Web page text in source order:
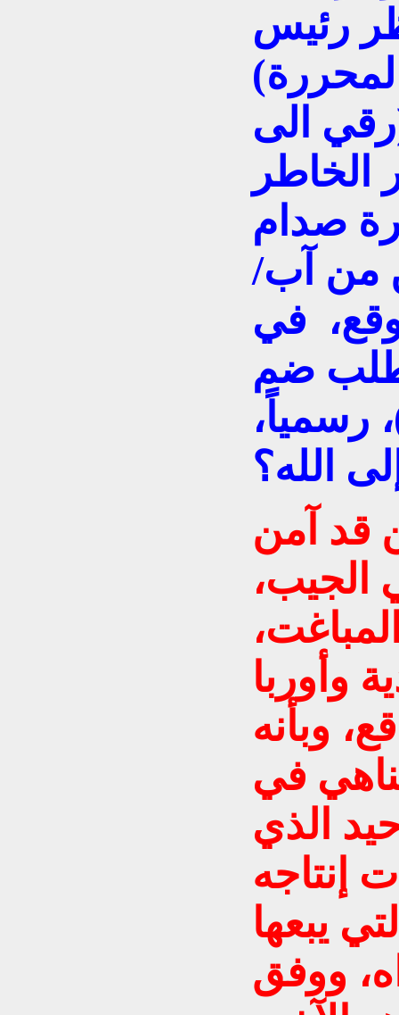
رئيس
الى
الخاطر
صدام
من آب/
ليوقع، في
طلب ضم
رسمياً،
قد آمن
الجيب،
وأوربا
وبأنه
في
الذي
إنتاجه
يبعها
ووفق